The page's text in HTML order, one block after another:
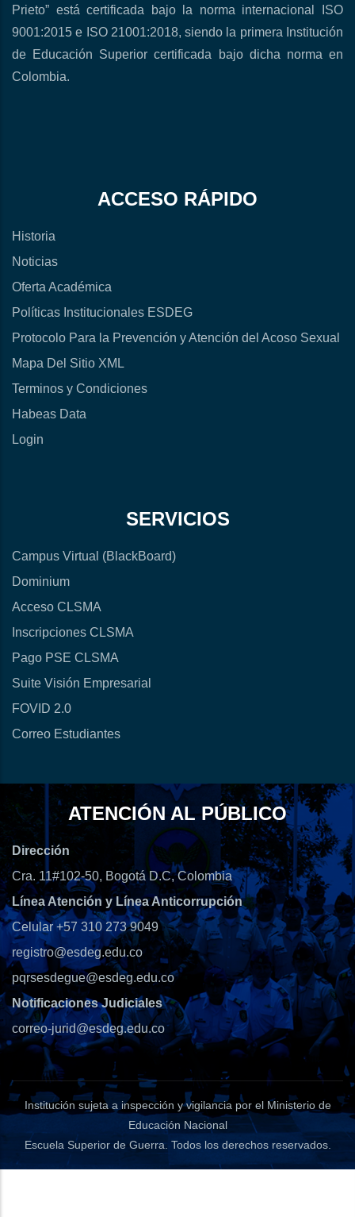
Prieto” está certificada bajo la norma internacional ISO
9001:2015 e ISO 21001:2018, siendo la primera Institución
de Educación Superior certificada bajo dicha norma en
Colombia.
ACCESO RÁPIDO
Historia
Noticias
Oferta Académica
Políticas Institucionales ESDEG
Protocolo Para la Prevención y Atención del Acoso Sexual
Mapa Del Sitio XML
Terminos y Condiciones
Habeas Data
Login
SERVICIOS
Campus Virtual (BlackBoard)
Dominium
Acceso CLSMA
Inscripciones CLSMA
Pago PSE CLSMA
Suite Visión Empresarial
FOVID 2.0
Correo Estudiantes
ATENCIÓN AL PÚBLICO
Dirección
Cra. 11#102-50, Bogotá D.C, Colombia
Línea Atención y Línea Anticorrupción
Celular +57 310 273 9049
registro@esdeg.edu.co
pqrsesdegue@esdeg.edu.co
Notificaciones Judiciales
correo-jurid@esdeg.edu.co
Institución sujeta a inspección y vigilancia por el Ministerio de
Educación Nacional
Escuela Superior de Guerra. Todos los derechos reservados.